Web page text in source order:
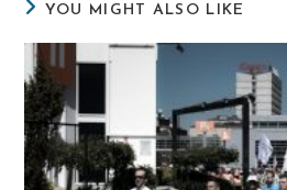
YOU MIGHT ALSO LIKE